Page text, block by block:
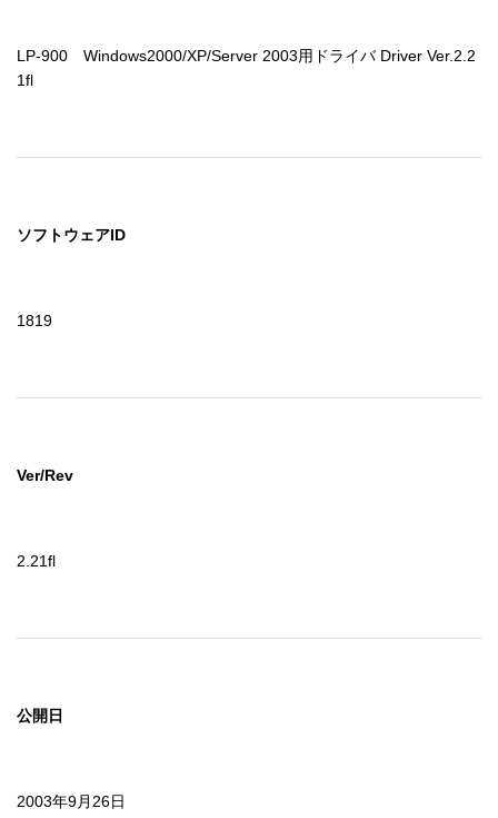
LP-900　Windows2000/XP/Server 2003用ドライバ Driver Ver.2.2
1fl
ソフトウェアID
1819
Ver/Rev
2.21fl
公開日
2003年9月26日